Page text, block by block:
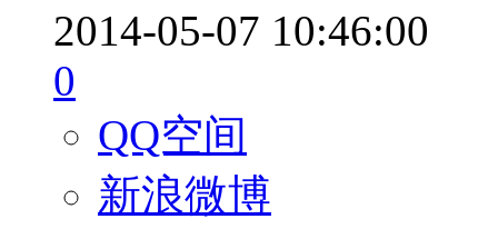
2014-05-07 10:46:00
0
QQ空间
新浪微博